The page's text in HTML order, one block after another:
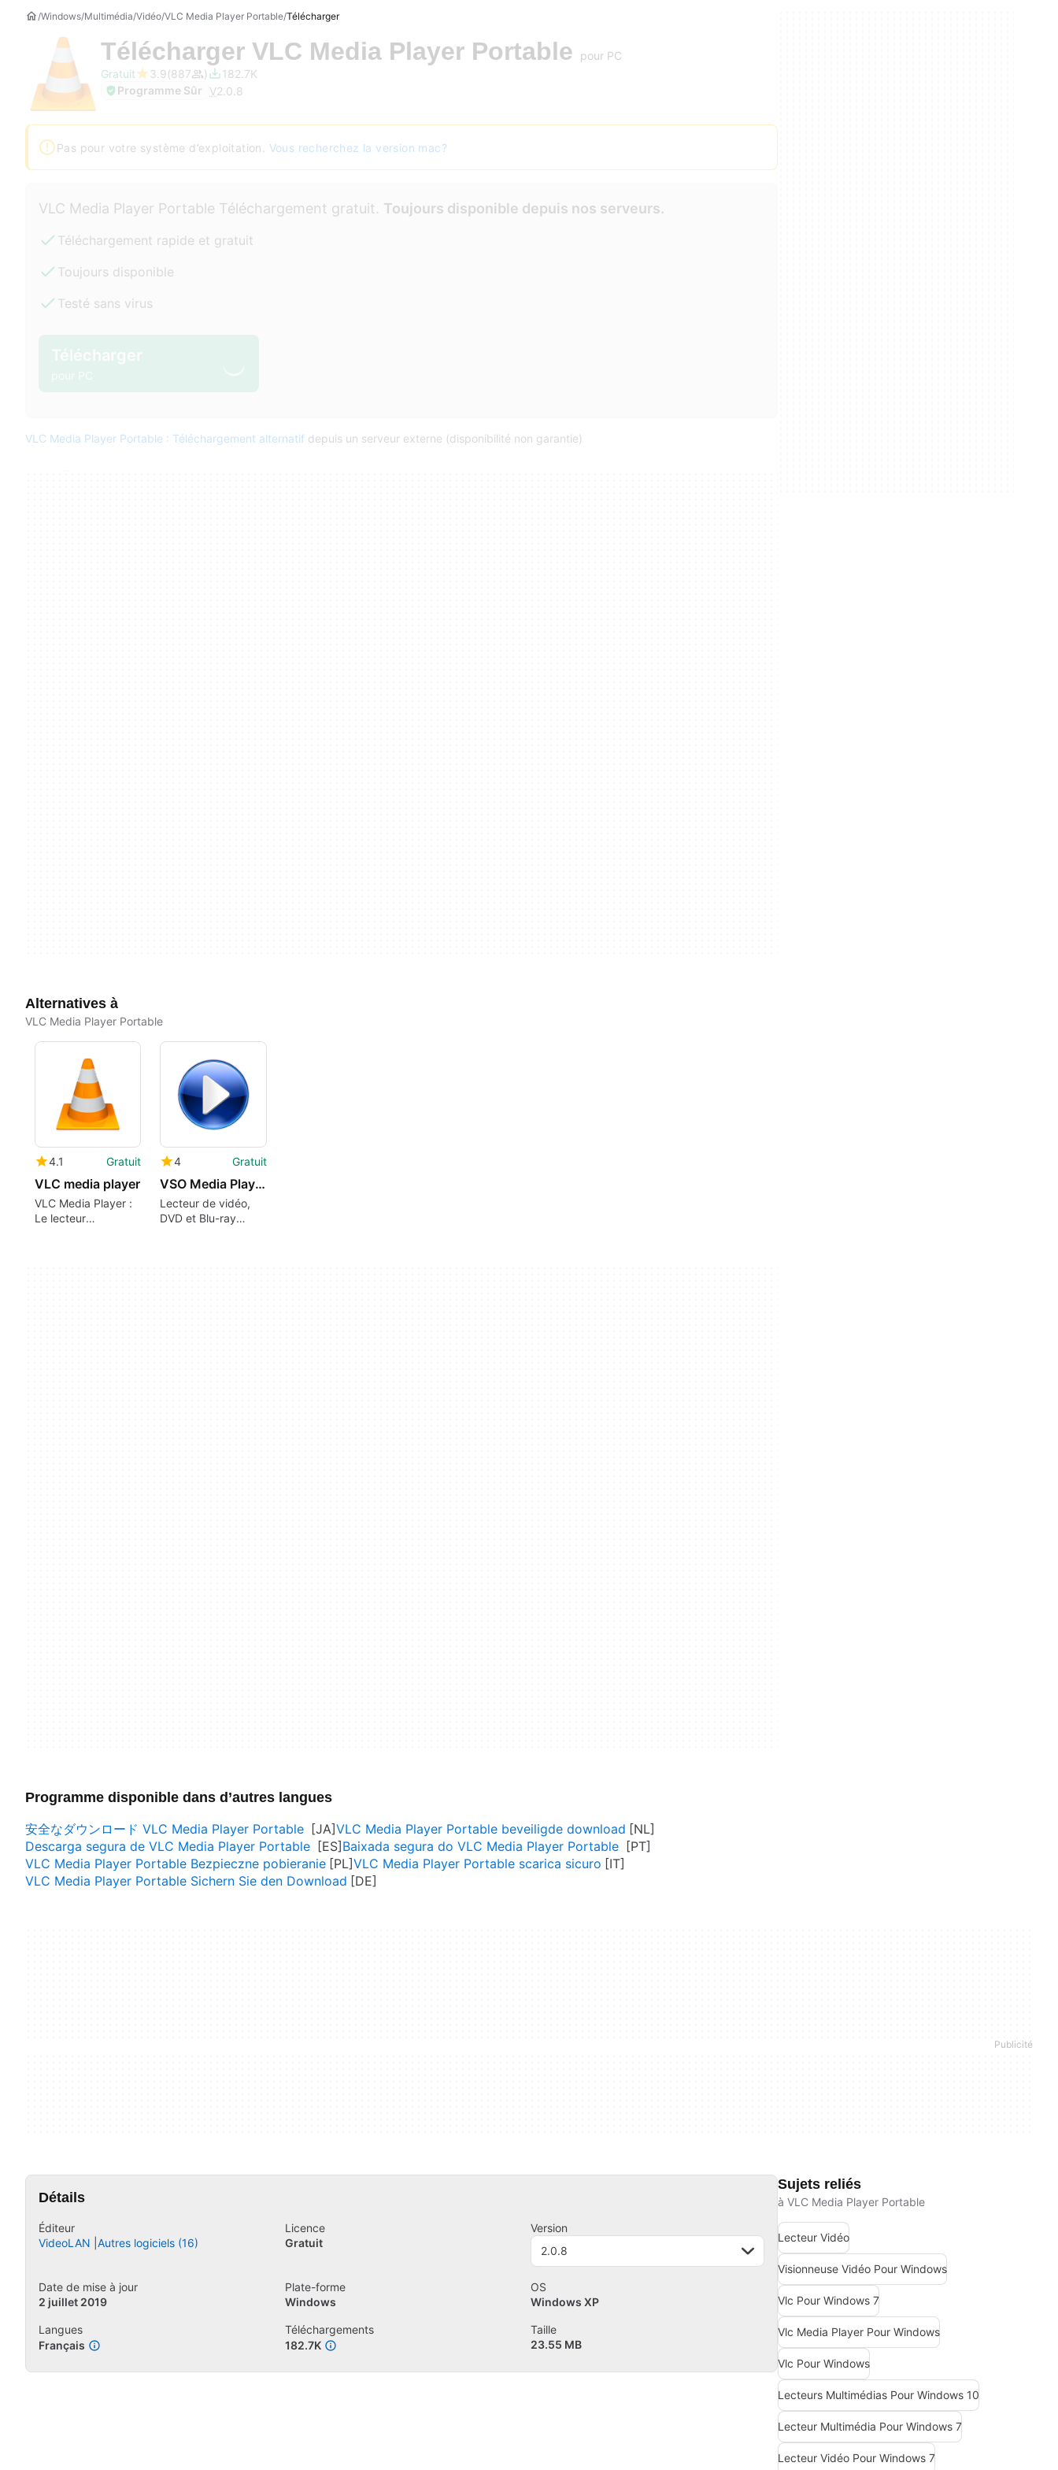
Windows Multimédia Vidéo VLC Media Player Portable Télécharger
Télécharger VLC Media Player Portable
pour PC
Gratuit
3.9 887
182.7K
Programme Sûr
V2.0.8
Pas pour votre système d’exploitation. Vous recherchez la version mac?
VLC Media Player Portable Téléchargement gratuit. Toujours disponible depuis nos serveurs.
Téléchargement rapide et gratuit
Toujours disponible
Testé sans virus
Télécharger
pour PC
VLC Media Player Portable : Téléchargement alternatif depuis un serveur externe (disponibilité non garantie)
Alternatives à
VLC Media Player Portable
4.1 Gratuit
VLC media player
VLC Media Player :
Le lecteur
4 Gratuit
VSO Media Player
Lecteur de vidéo,
DVD et Blu-ray
Programme disponible dans d’autres langues
安全なダウンロード VLC Media Player Portable
VLC Media Player Portable beveiligde download
Descarga segura de VLC Media Player Portable
Baixada segura do VLC Media Player Portable
VLC Media Player Portable Bezpieczne pobieranie
VLC Media Player Portable scarica sicuro
VLC Media Player Portable Sichern Sie den Download
Détails
Éditeur
VideoLAN Autres logiciels (16)
Licence
Gratuit
Version
2.0.8
Date de mise à jour
2 juillet 2019
Plate-forme
Windows
OS
Windows XP
Langues
Français
Téléchargements
182.7K
Taille
23.55 MB
Sujets reliés
à VLC Media Player Portable
Lecteur Vidéo
Visionneuse Vidéo Pour Windows
Vlc Pour Windows 7
Vlc Media Player Pour Windows
Vlc Pour Windows
Lecteurs Multimédias Pour Windows 10
Lecteur Multimédia Pour Windows 7
Lecteur Vidéo Pour Windows 7